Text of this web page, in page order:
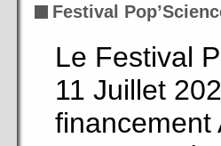
Festival
Le Festival
11 Juillet
financement